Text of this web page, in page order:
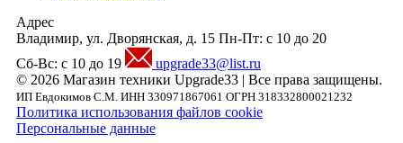
Адрес
Владимир, ул. Дворянская, д. 15 Пн-Пт: с 10 до 20
Сб-Вс: с 10 до 19
upgrade33@list.ru
© 2026 Магазин техники Upgrade33 | Все права защищены.
ИП Евдокимов С.М. ИНН 330971867061 ОГРН 318332800021232
Политика использования файлов cookie
Персональные данные